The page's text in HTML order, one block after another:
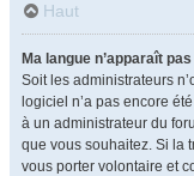
Haut
Ma langue n’apparaît
Soit les administrateurs
logiciel n’a pas encore
à un administrateur du
que vous souhaitez. Si la
vous porter volontaire et